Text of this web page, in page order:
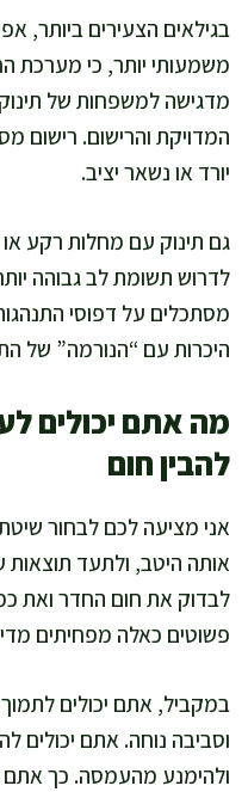
בגילאים הצעירים ביותר,
משמעותי יותר, כי מערכת
מדגישה למשפחות של
המדויקת והרישום. רישום
יורד או נשאר יציב.
גם תינוק עם מחלות רקע
לדרוש תשומת לב גבוהה
מסתכלים על דפוסי
היכרות עם “הנורמה” של
מה אתם יכולים
להבין חום
אני מציעה לכם לבחור
אותה היטב, ולתעד תוצאות
לבדוק את חום החדר ואת
פשוטים כאלה מפחיתים
במקביל, אתם יכולים לתמוך
וסביבה נוחה. אתם יכולים
ולהימנע מהעמסה. כך אתם